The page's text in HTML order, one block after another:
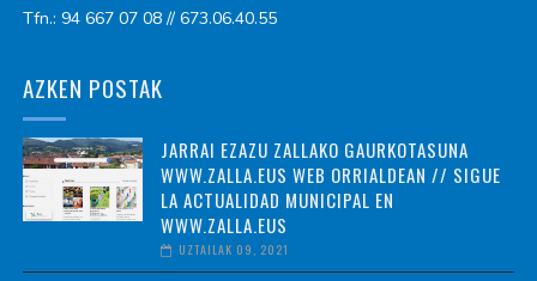
Tfn.: 94 667 07 08 // 673.06.40.55
AZKEN POSTAK
JARRAI EZAZU ZALLAKO GAURKOTASUNA
WWW.ZALLA.EUS WEB ORRIALDEAN // SIGUE
LA ACTUALIDAD MUNICIPAL EN
WWW.ZALLA.EUS
UZTAILAK 09, 2021